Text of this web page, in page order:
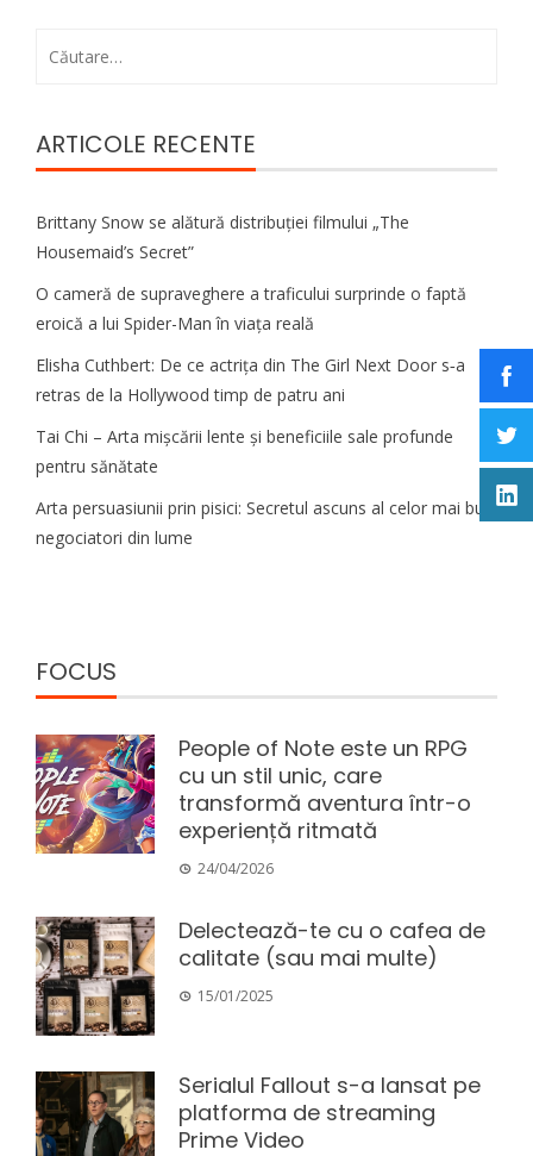
ARTICOLE RECENTE
Brittany Snow se alătură distribuției filmului „The
Housemaid’s Secret”
O cameră de supraveghere a traficului surprinde o faptă
eroică a lui Spider-Man în viața reală
Elisha Cuthbert: De ce actrița din The Girl Next Door s‑a
retras de la Hollywood timp de patru ani
Tai Chi – Arta mișcării lente și beneficiile sale profunde
pentru sănătate
Arta persuasiunii prin pisici: Secretul ascuns al celor mai buni
negociatori din lume
FOCUS
People of Note este un RPG
cu un stil unic, care
transformă aventura într-o
experiență ritmată
24/04/2026
Delectează-te cu o cafea de
calitate (sau mai multe)
15/01/2025
Serialul Fallout s-a lansat pe
platforma de streaming
Prime Video